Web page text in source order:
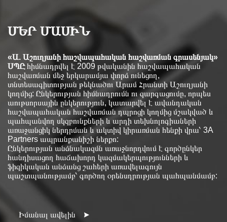
ՄԵՐ ՄԱՍԻՆ
«Ա. Աշուղյանի հաշվապահական հաշվառման գրասենյակ»
ՍՊԸհիմնադրվել է 2009 թվականին հաշվապահական
հաշվառման մեջ երկարամյա փորձ ունեցող,
տնտեսագիտության թեկնածու Արամ Հրանտի Աշուղյանի
կողմից: Ընկերության հիմնադրումն ու զարգացումը, որպես
աութսորսային ընկերություն, կատարվել է ավանդական
հաշվապահական հաշվառման դպրոցի կողմից մշակված և
պահպանվող սկզբունքների և արդի տեխնոլոգիաների
առաջանցիկ ներդրման և ակտիվ կիրառման հենքի վրա՝ 3A
Partners ապրանքանիշի ներքո:
Ընկերության անձնակազմն առաջնորդվում է գործընկեր
հանդիսացող հաճախորդ կազմակերպությունների և
ֆիզիկական անձանց շահերի առավելագույն
պաշտպանությամբ՝ գործող օրենսդրության պահպանմամբ:
Իմանալ ավելին